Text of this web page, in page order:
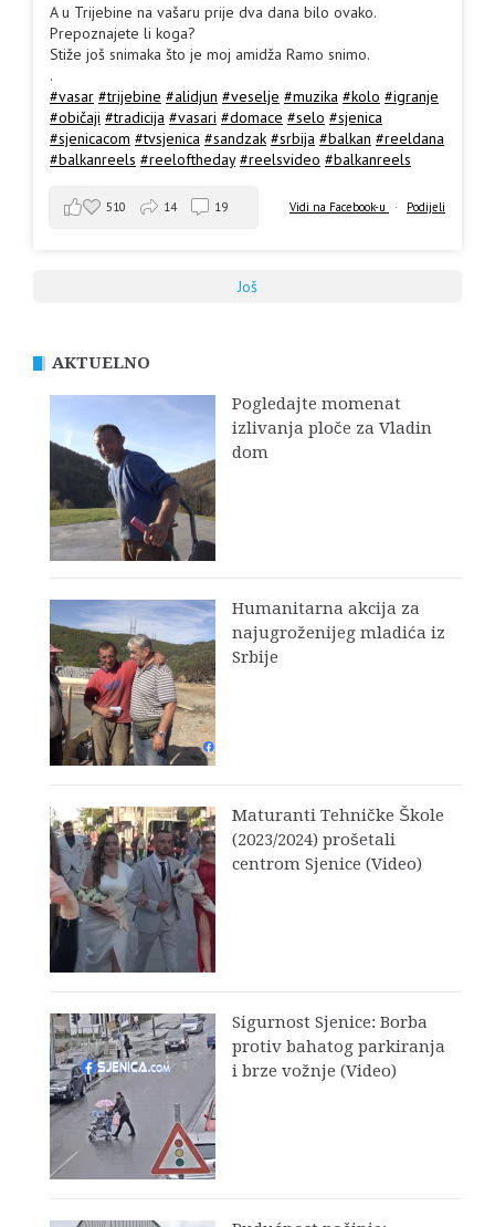
A u Trijebine na vašaru prije dva dana bilo ovako.
Prepoznajete li koga?
Stiže još snimaka što je moj amidža Ramo snimo.
.
#vasar #trijebine #alidjun #veselje #muzika #kolo #igranje
#običaji #tradicija #vasari #domace #selo #sjenica
#sjenicacom #tvsjenica #sandzak #srbija #balkan #reeldana
#balkanreels #reeloftheday #reelsvideo #balkanreels
Vidi na Facebook-u · Podijeli
510 14 19
Još
AKTUELNO
Pogledajte momenat
izlivanja ploče za Vladin
dom
Humanitarna akcija za
najugroženijeg mladića iz
Srbije
Maturanti Tehničke Škole
(2023/2024) prošetali
centrom Sjenice (Video)
Sigurnost Sjenice: Borba
protiv bahatog parkiranja
i brze vožnje (Video)